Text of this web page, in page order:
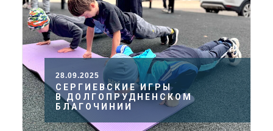
28.09.2025
СЕРГИЕВСКИЕ ИГРЫ
В ДОЛГОПРУДНЕНСКОМ
БЛАГОЧИНИИ